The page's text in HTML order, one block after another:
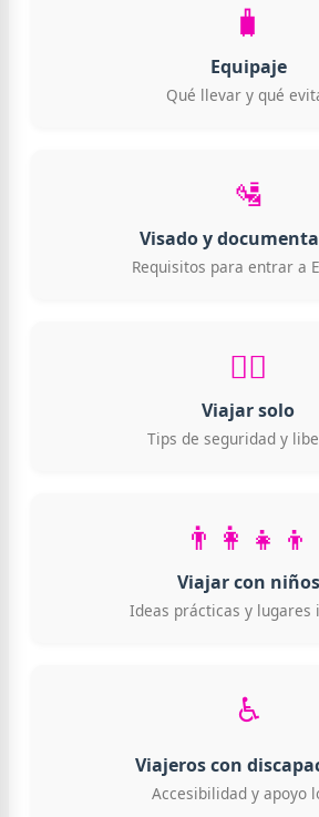
🧳
Equipaje
Qué llevar y qué
🛂
Visado y
Requisitos para entrar a
🧍‍♀️
Viajar solo
Tips de seguridad y
👨‍👩‍👧‍👦
Viajar con niños
Ideas prácticas y lugares
♿
Viajeros con
Accesibilidad y apoyo